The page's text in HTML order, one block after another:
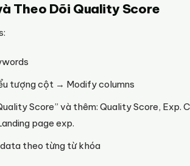
Theo Dõi Quality Score
tượng cột → Modify columns
Score” và thêm: Quality Score, Exp.
page exp.
theo từng từ khóa